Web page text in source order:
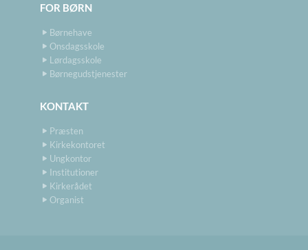
FOR BØRN
Børnehave
Onsdagsskole
Lørdagsskole
Børnegudstjenester
KONTAKT
Præsten
Kirkekontoret
Ungkontor
Institutioner
Kirkerådet
Organist